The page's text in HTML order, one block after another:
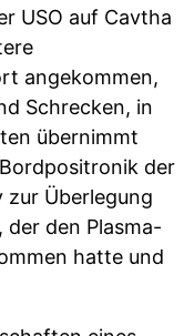
USO auf Cavtha
angekommen,
Schrecken, in
übernimmt
der
zur Überlegung
der den Plasma-
hatte und